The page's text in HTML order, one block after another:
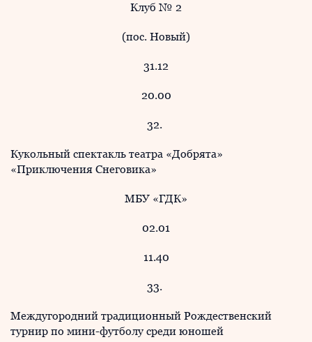
Клуб № 2
(пос. Новый)
31.12
20.00
32.
Кукольный спектакль театра «Добрята»
«Приключения Снеговика»
МБУ «ГДК»
02.01
11.40
33.
Междугородний традиционный Рождественский
турнир по мини-футболу среди юношей